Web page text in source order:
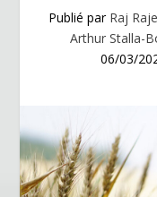
Publié par Raj
Arthur Stalla-
06/03/